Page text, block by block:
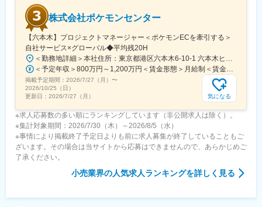
株式会社ポケモンセンター
【六本木】プロジェクトマネージャー＜ポケモンECを牽引する＞
自社サービス×グローバル◆平均残20H
＜勤務地詳細＞本社住所：東京都港区六本木6-10-1 六本木ヒルズ森タワー47F受動喫煙対策：屋内全面禁煙変更の範囲：会社の定める事業所（リモートワーク含む）
＜予定年収＞800万円～1,200万円＜賃金形態＞月給制＜賃金内訳＞月額（基本給）：598,822円～837,000円固定残業手当/月：109,011円～163,480円（固定残業時間25時間0分/月）超過した時間外労働の残業手当は追加支給＜月給＞707,833円～1,000,480円（一律手当を含む）＜昇給有無＞有＜残業手当＞有賃金はあくまでも目安の金額であり、選考を通じて上下する可能性があります。月給(月額)は固定手当を含めた表記です。
掲載予定期間： 2026/7/27（月） 〜
2026/10/25（日）
更新日： 2026/7/27（月） 気になる
※求人応募数の多い順にランキングしています（非公開求人は除く）。
※集計対象期間：2026/7/30（木）～2026/8/5（水）
※事情により掲載終了予定日よりも前に求人募集が終了していることもご
ざいます。その場合は当サイトから応募はできませんので、あらかじめご
了承ください。
小売業界の人気求人ランキングを詳しく見る